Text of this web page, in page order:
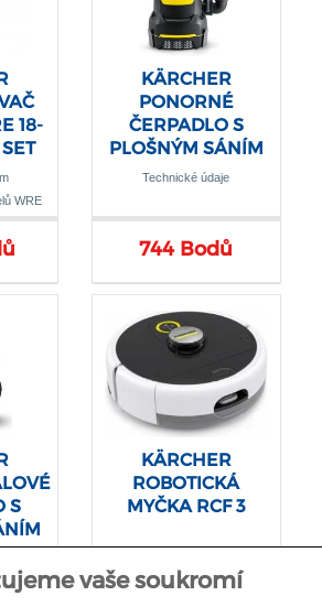
18-
WRE
KÄRCHER
PONORNÉ
ČERPADLO S
PLOŠNÝM SÁNÍM
SP 17.000 FLAT
Technické údaje
744 Bodů
S
KÄRCHER
ROBOTICKÁ
MYČKA RCF 3
vaše soukromí